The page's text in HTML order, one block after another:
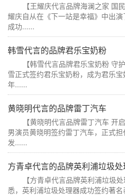
【王耀庆代言品牌海澜之家 国
耀庆自从在《下一站是幸福》中出演
成功......
韩雪代言的品牌君乐宝奶粉
【韩雪代言品牌君乐宝奶粉 守
雪正式签约君乐宝奶粉，成为君乐
年......
黄晓明代言的品牌雷丁汽车
【黄晓明代言品牌雷丁汽车 开
男演员黄晓明签约雷丁汽车，正式
发......
方青卓代言的品牌英利浦垃圾
【方青卓代言品牌英利浦垃圾
悉，英利浦垃圾处理器成功签约著